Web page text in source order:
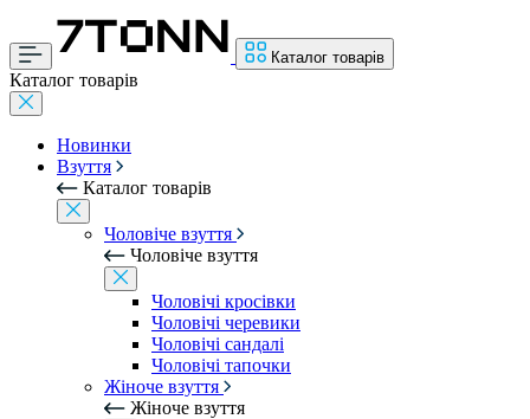
Каталог товарів
Каталог товарів
Новинки
Взуття
Каталог товарів
Чоловіче взуття
Чоловіче взуття
Чоловічі кросівки
Чоловічі черевики
Чоловічі сандалі
Чоловічі тапочки
Жіноче взуття
Жіноче взуття